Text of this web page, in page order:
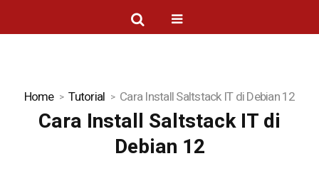
Home Tutorial Cara Install Saltstack IT di Debian 12
Cara Install Saltstack IT di
Debian 12